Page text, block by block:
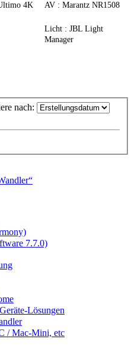
4K AV : Marantz NR1508
Licht : JBL Light
Manager
nach:
7.7.0)
Lösungen
/ Mac-Mini, etc